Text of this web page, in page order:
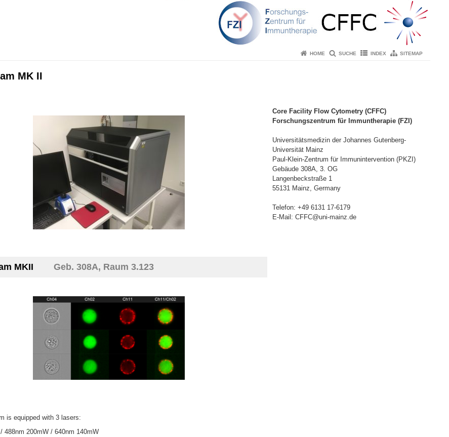
HOME SUCHE INDEX SITEMAP
MK II
MKII Geb. 308A, Raum 3.123
is equipped with 3 lasers:
488nm 200mW / 640nm 140mW
Core Facility Flow Cytometry (CFFC)
Forschungszentrum für Immuntherapie (FZI)
Universitätsmedizin der Johannes Gutenberg-
Universität Mainz
Paul-Klein-Zentrum für Immunintervention (PKZI)
Gebäude 308A, 3. OG
Langenbeckstraße 1
55131 Mainz, Germany
Telefon: +49 6131 17-6179
E-Mail: CFFC@uni-mainz.de